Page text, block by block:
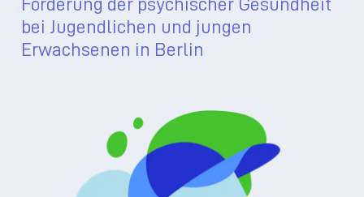
Förderung der psychischer Gesundheit
bei Jugendlichen und jungen
Erwachsenen in Berlin